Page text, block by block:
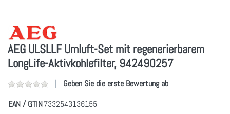
AEG ULSLLF Umluft-Set mit regenerierbarem
LongLife-Aktivkohlefilter, 942490257
Geben Sie die erste Bewertung ab
EAN / GTIN7332543136155